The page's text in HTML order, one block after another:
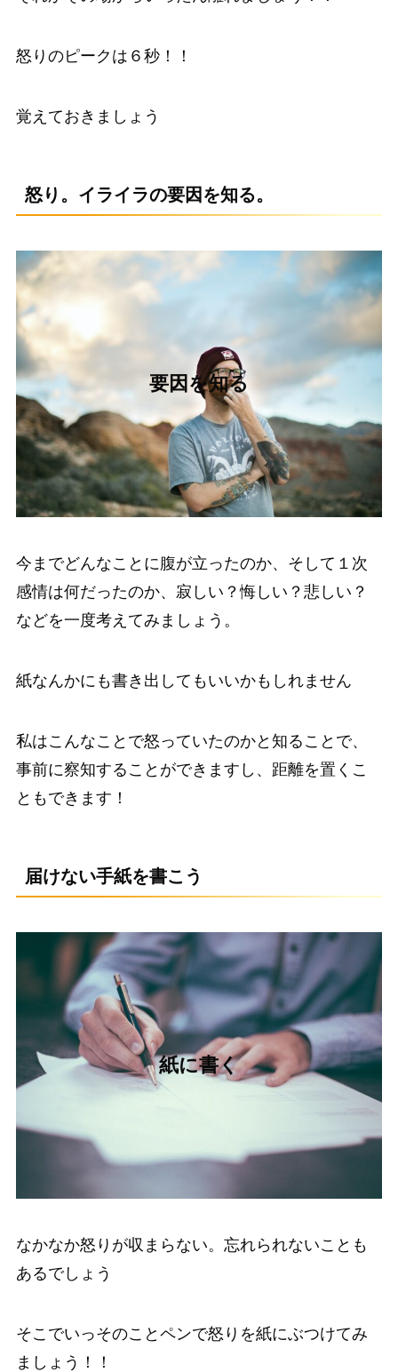
怒りのピークは６秒！！
覚えておきましょう
怒り。イライラの要因を知る。
要因を知る
今までどんなことに腹が立ったのか、そして１次
感情は何だったのか、寂しい？悔しい？悲しい？
などを一度考えてみましょう。
紙なんかにも書き出してもいいかもしれません
私はこんなことで怒っていたのかと知ることで、
事前に察知することができますし、距離を置くこ
ともできます！
届けない手紙を書こう
紙に書く
なかなか怒りが収まらない。忘れられないことも
あるでしょう
そこでいっそのことペンで怒りを紙にぶつけてみ
ましょう！！